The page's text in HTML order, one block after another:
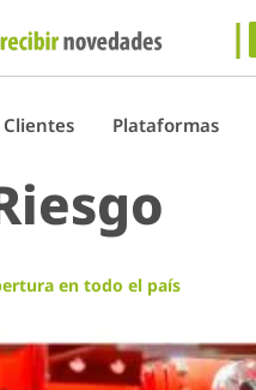
Clientes Plataformas
en todo el país